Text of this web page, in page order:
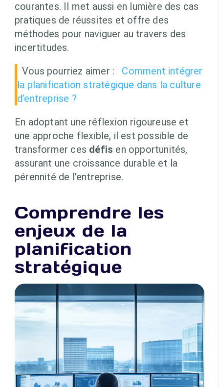
courantes. Il met aussi en lumière des cas
pratiques de réussites et offre des
méthodes pour naviguer au travers des
incertitudes.
Vous pourriez aimer :
Comment intégrer
la planification stratégique dans la culture
d’entreprise ?
En adoptant une réflexion rigoureuse et
une approche flexible, il est possible de
transformer ces défis en opportunités,
assurant une croissance durable et la
pérennité de l’entreprise.
Comprendre les
enjeux de la
planification
stratégique